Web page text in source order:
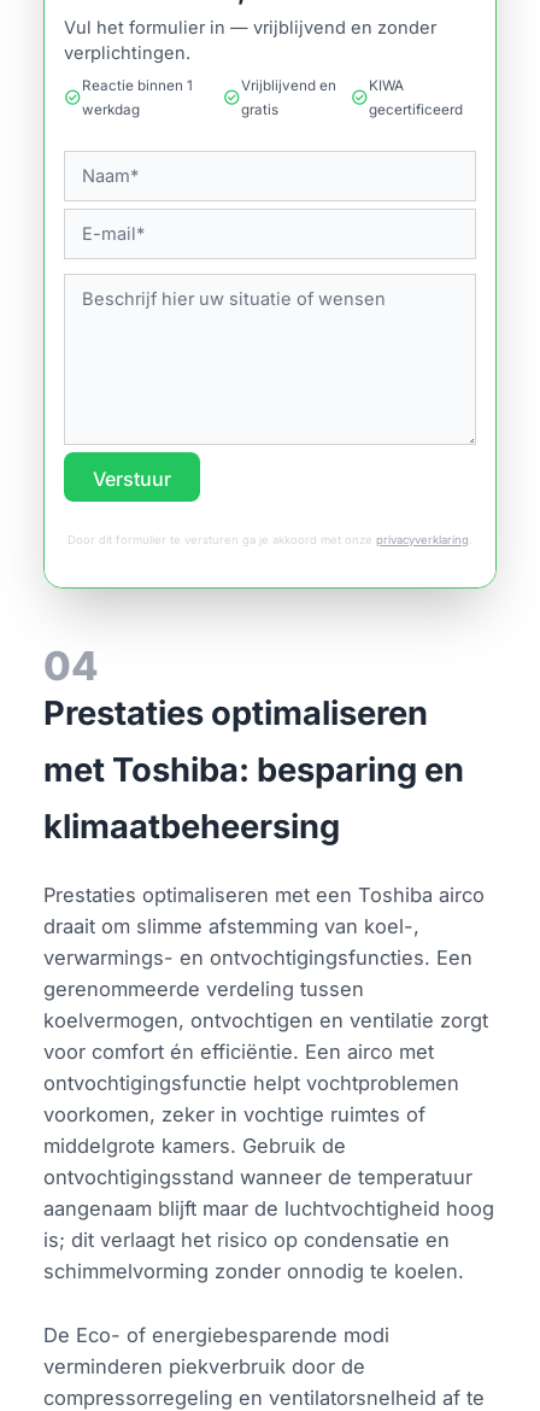
Vul het formulier in — vrijblijvend en zonder
verplichtingen.
check_circle
Reactie binnen 1
werkdag
check_circle
Vrijblijvend en
gratis
check_circle
KIWA
gecertificeerd
Verstuur
Door dit formulier te versturen ga je akkoord met onze privacyverklaring
04
Prestaties optimaliseren
met Toshiba: besparing en
klimaatbeheersing
Prestaties optimaliseren met een Toshiba airco
draait om slimme afstemming van koel-,
verwarmings- en ontvochtigingsfuncties. Een
gerenommeerde verdeling tussen
koelvermogen, ontvochtigen en ventilatie zorgt
voor comfort én efficiëntie. Een airco met
ontvochtigingsfunctie helpt vochtproblemen
voorkomen, zeker in vochtige ruimtes of
middelgrote kamers. Gebruik de
ontvochtigingsstand wanneer de temperatuur
aangenaam blijft maar de luchtvochtigheid hoog
is; dit verlaagt het risico op condensatie en
schimmelvorming zonder onnodig te koelen.
De Eco- of energiebesparende modi
verminderen piekverbruik door de
compressorregeling en ventilatorsnelheid af te